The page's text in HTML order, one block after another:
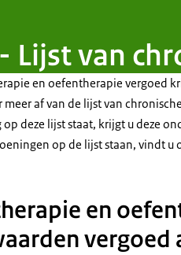
Lijst van
en oefentherapie vergoed
af van de lijst van
deze lijst staat, krijgt u deze
op de lijst staan, vindt u
en
vergoed